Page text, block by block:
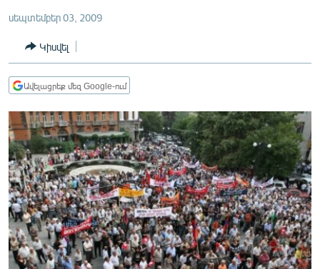
ՏՆՏԵՍՈՒԹՅՈՒՆ
ՂԱՐԱԲԱՂ
ՏԱՐԱԾԱՇՐՋԱՆ
ՄԻՋԱԶԳԱՅԻՆ
ՄՇԱԿՈՒՅԹ
ՍՊՈՐՏ
ՄԵԿՆԱԲԱՆՈՒԹՅՈՒՆ
ՏՏ ԵՒ ԻՆՏԵՐՆԵՏ
սեպտեմբեր 03, 2009
Կիսվել
Ավելացրեք մեզ Google-ում